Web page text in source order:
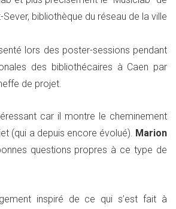
bibliothèque du réseau de la ville
lors des poster-sessions pendant
des bibliothécaires à Caen par
de projet.
car il montre le cheminement
(qui a depuis encore évolué). Marion
questions propres à ce type de
inspiré de ce qui s’est fait à